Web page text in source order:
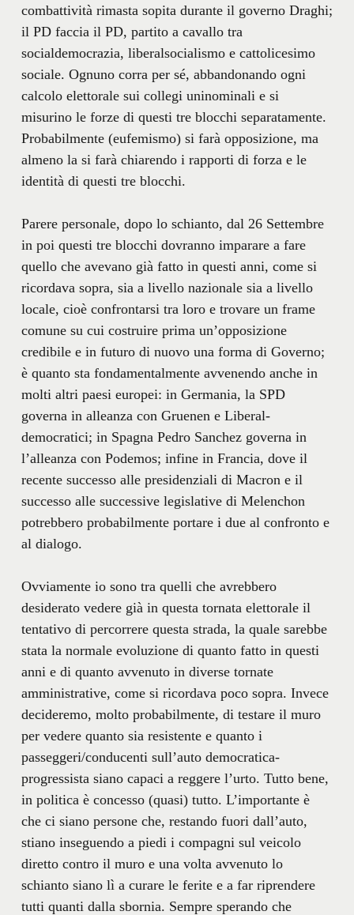
combattività rimasta sopita durante il governo Draghi;
il PD faccia il PD, partito a cavallo tra
socialdemocrazia, liberalsocialismo e cattolicesimo
sociale. Ognuno corra per sé, abbandonando ogni
calcolo elettorale sui collegi uninominali e si
misurino le forze di questi tre blocchi separatamente.
Probabilmente (eufemismo) si farà opposizione, ma
almeno la si farà chiarendo i rapporti di forza e le
identità di questi tre blocchi.
Parere personale, dopo lo schianto, dal 26 Settembre
in poi questi tre blocchi dovranno imparare a fare
quello che avevano già fatto in questi anni, come si
ricordava sopra, sia a livello nazionale sia a livello
locale, cioè confrontarsi tra loro e trovare un frame
comune su cui costruire prima un’opposizione
credibile e in futuro di nuovo una forma di Governo;
è quanto sta fondamentalmente avvenendo anche in
molti altri paesi europei: in Germania, la SPD
governa in alleanza con Gruenen e Liberal-
democratici; in Spagna Pedro Sanchez governa in
l’alleanza con Podemos; infine in Francia, dove il
recente successo alle presidenziali di Macron e il
successo alle successive legislative di Melenchon
potrebbero probabilmente portare i due al confronto e
al dialogo.
Ovviamente io sono tra quelli che avrebbero
desiderato vedere già in questa tornata elettorale il
tentativo di percorrere questa strada, la quale sarebbe
stata la normale evoluzione di quanto fatto in questi
anni e di quanto avvenuto in diverse tornate
amministrative, come si ricordava poco sopra. Invece
decideremo, molto probabilmente, di testare il muro
per vedere quanto sia resistente e quanto i
passeggeri/conducenti sull’auto democratica-
progressista siano capaci a reggere l’urto. Tutto bene,
in politica è concesso (quasi) tutto. L’importante è
che ci siano persone che, restando fuori dall’auto,
stiano inseguendo a piedi i compagni sul veicolo
diretto contro il muro e una volta avvenuto lo
schianto siano lì a curare le ferite e a far riprendere
tutti quanti dalla sbornia. Sempre sperando che